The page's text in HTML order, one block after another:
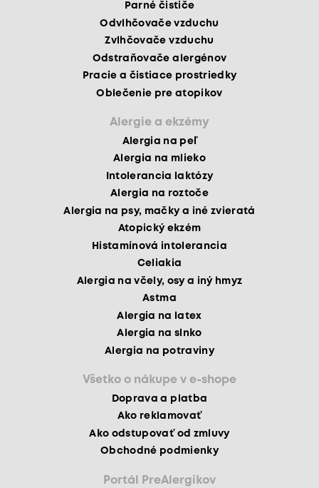
Parné čističe
Odvlhčovače vzduchu
Zvlhčovače vzduchu
Odstraňovače alergénov
Pracie a čistiace prostriedky
Oblečenie pre atopikov
Alergie a ekzémy
Alergia na peľ
Alergia na mlieko
Intolerancia laktózy
Alergia na roztoče
Alergia na psy, mačky a iné zvieratá
Atopický ekzém
Histamínová intolerancia
Celiakia
Alergia na včely, osy a iný hmyz
Astma
Alergia na latex
Alergia na slnko
Alergia na potraviny
Všetko o nákupe v e-shope
Doprava a platba
Ako reklamovať
Ako odstupovať od zmluvy
Obchodné podmienky
Portál PreAlergikov